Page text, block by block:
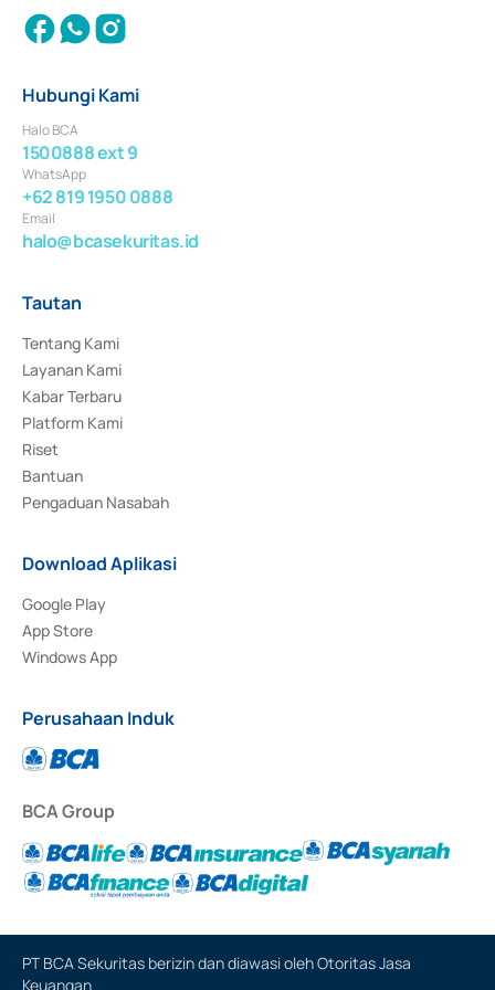
Hubungi Kami
Halo BCA
1500888 ext 9
WhatsApp
+62 819 1950 0888
Email
halo@bcasekuritas.id
Tautan
Tentang Kami
Layanan Kami
Kabar Terbaru
Platform Kami
Riset
Bantuan
Pengaduan Nasabah
Download Aplikasi
Google Play
App Store
Windows App
Perusahaan Induk
BCA Group
PT BCA Sekuritas berizin dan diawasi oleh Otoritas Jasa
Keuangan